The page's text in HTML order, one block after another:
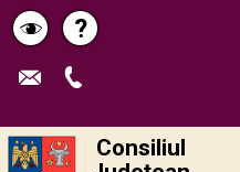
Schimbă
contrastul
Pagina
de
?
Consiliul